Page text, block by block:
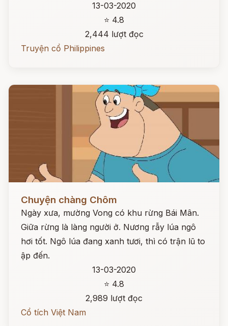
13-03-2020
⭐ 4.8
2,444 lượt đọc
Truyện cổ Philippines
Chuyện chàng Chôm
Ngày xưa, mường Vong có khu rừng Bái Mân.
Giữa rừng là làng người ở. Nương rẫy lúa ngô
hơi tốt. Ngô lúa đang xanh tươi, thì có trận lũ to
ập đến.
13-03-2020
⭐ 4.8
2,989 lượt đọc
Cổ tích Việt Nam